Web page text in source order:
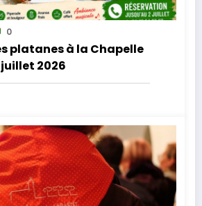
0
platanes à la Chapelle
2026